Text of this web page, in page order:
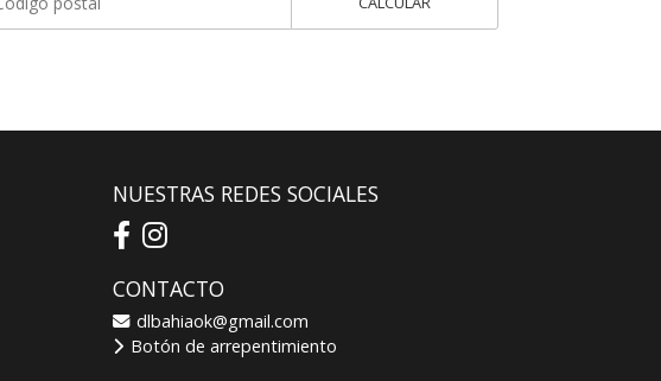
NUESTRAS REDES SOCIALES
CONTACTO
dlbahiaok@gmail.com
Botón de arrepentimiento